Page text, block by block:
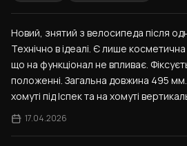
Новий, знятий з велосипеда після
Технічно в ідеалі. Є лише
що на функціонал не впливає.
положенні. Загальна довжина 495
хомуті під Іспек та на хомуті
17.04.2026